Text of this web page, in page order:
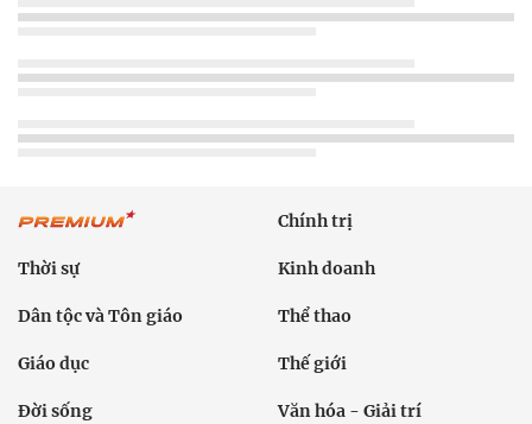
Chính trị
Thời sự Kinh doanh
Dân tộc và Tôn giáo Thể thao
Giáo dục Thế giới
Đời sống Văn hóa - Giải trí